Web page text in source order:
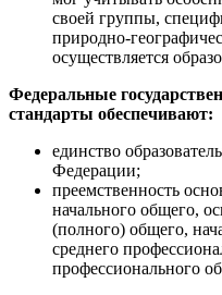
своей группы,
природно-
осуществляется
Федеральные
стандарты обеспечивают:
единство
Федерации;
преемственность
начального общего,
(полного) общего,
среднего
профессионального